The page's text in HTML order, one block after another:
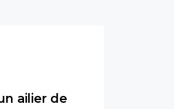
ailier de